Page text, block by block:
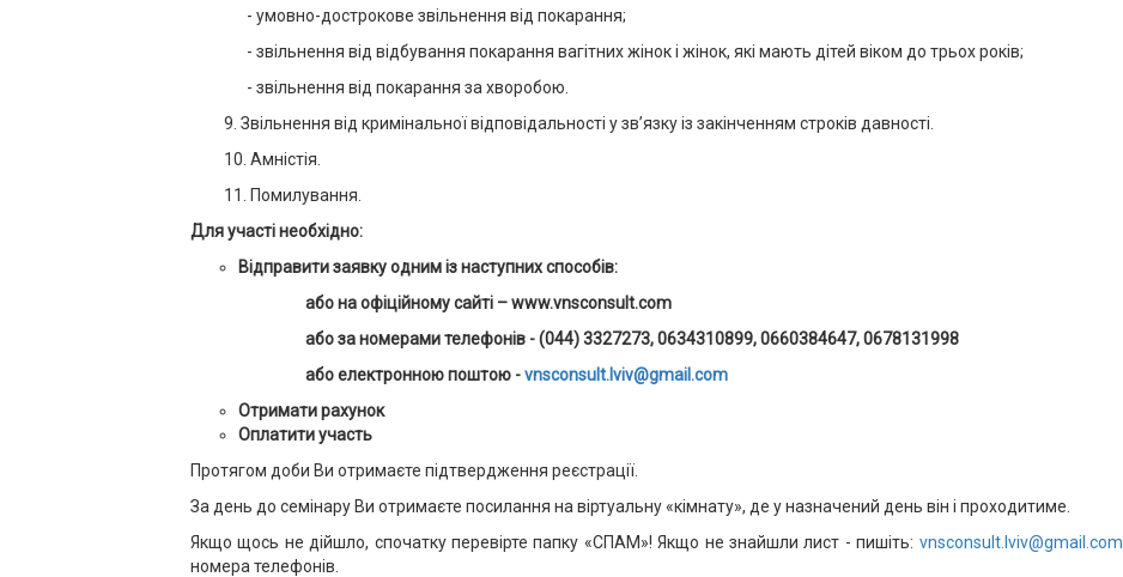
- умовно-дострокове звільнення від покарання;
- звільнення від відбування покарання вагітних жінок і жінок, які мають дітей віком до трьох років;
- звільнення від покарання за хворобою.
9. Звільнення від кримінальної відповідальності у зв’язку із закінченням строків давності.
10. Амністія.
11. Помилування.
Для участі необхідно:
Відправити заявку одним із наступних способів:
або на офіційному сайті –www.vnsconsult.com
або за номерами телефонів - (044) 3327273,0634310899, 0660384647, 0678131998
або електронною поштою -vnsconsult.lviv@gmail.com
Отримати рахунок
Оплатити участь
Протягом доби Ви отримаєте підтвердження реєстрації.
За день до семінару Ви отримаєте посилання на віртуальну «кімнату», де у назначений день він і проходитиме.
Якщо щось не дійшло, спочатку перевірте папку «СПАМ»! Якщо не знайшли лист - пишіть: vnsconsult.lviv@gmail.com
номера телефонів.